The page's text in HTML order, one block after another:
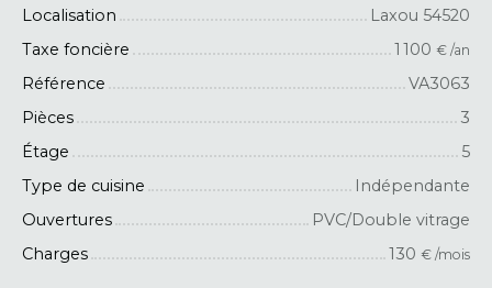
Localisation
Laxou 54520
Taxe foncière
1 100 € /an
Référence
VA3063
Pièces
3
Étage
5
Type de cuisine
Indépendante
Ouvertures
PVC/Double vitrage
Charges
130 € /mois